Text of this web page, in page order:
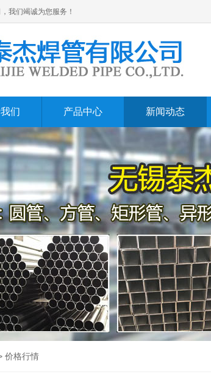
我们竭诚为您服务！
们 产品中心 新闻动态
价格行情